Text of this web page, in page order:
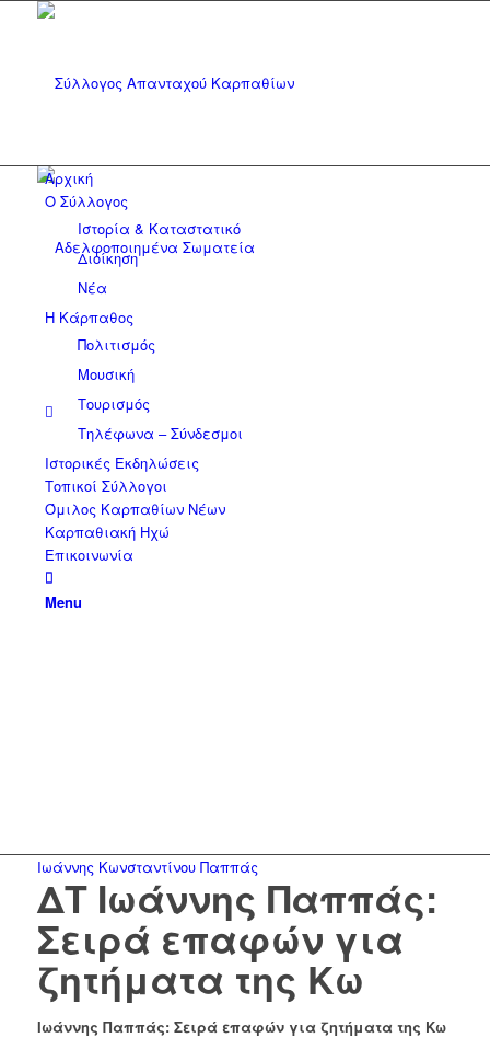
Αρχική
Ο Σύλλογος
Ιστορία & Καταστατικό
Διοίκηση
Νέα
Η Κάρπαθος
Πολιτισμός
Μουσική
Τουρισμός
Τηλέφωνα – Σύνδεσμοι
Ιστορικές Εκδηλώσεις
Τοπικοί Σύλλογοι
Όμιλος Καρπαθίων Νέων
Καρπαθιακή Ηχώ
Επικοινωνία
Menu
Ιωάννης Κωνσταντίνου Παππάς
ΔΤ Ιωάννης Παππάς:
Σειρά επαφών για
ζητήματα της Κω
Ιωάννης Παππάς: Σειρά επαφών για ζητήματα της Κω